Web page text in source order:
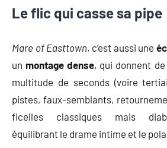
Le flic qui casse sa pipe
Mare of Easttown, c’est aussi une
unmontage dense, qui donnent
multitude de seconds (voire
pistes, faux-semblants,
ficelles classiques mais
équilibrant le drame intime et le